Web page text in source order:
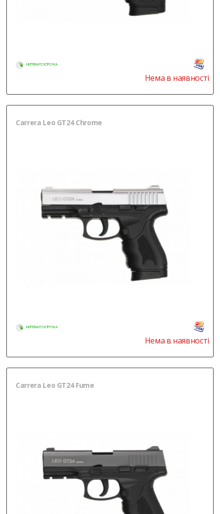
МИТТЄВА РОЗСТРОЧКА
Нема в наявності
Carrera Leo GT24 Chrome
МИТТЄВА РОЗСТРОЧКА
Нема в наявності
Carrera Leo GT24 Fume